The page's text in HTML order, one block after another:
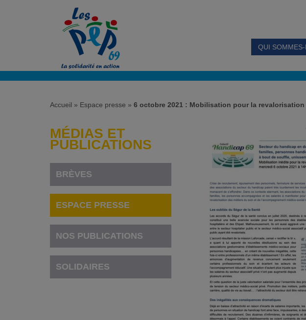
QUI
Accueil » Espace presse » 6 octobre 2021 : Mobilisation pour la
MÉDIAS ET
PUBLICATIONS
BRÈVES
ESPACE PRESSE
NOS PUBLICATIONS
SOLIDAIRES